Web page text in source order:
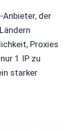
der
Proxies
1 IP zu
starker